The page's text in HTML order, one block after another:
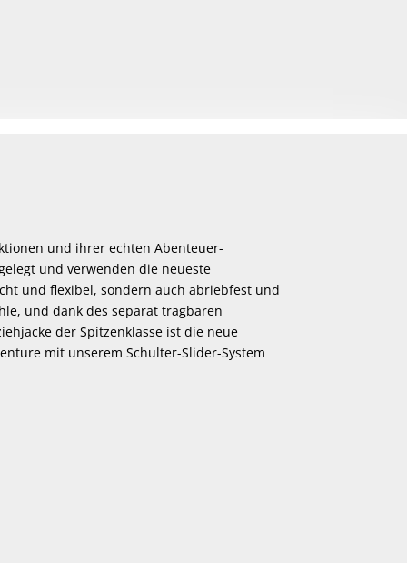
und ihrer echten Abenteuer-
und verwenden die neueste
und flexibel, sondern auch abriebfest und
und dank des separat tragbaren
der Spitzenklasse ist die neue
mit unserem Schulter-Slider-System